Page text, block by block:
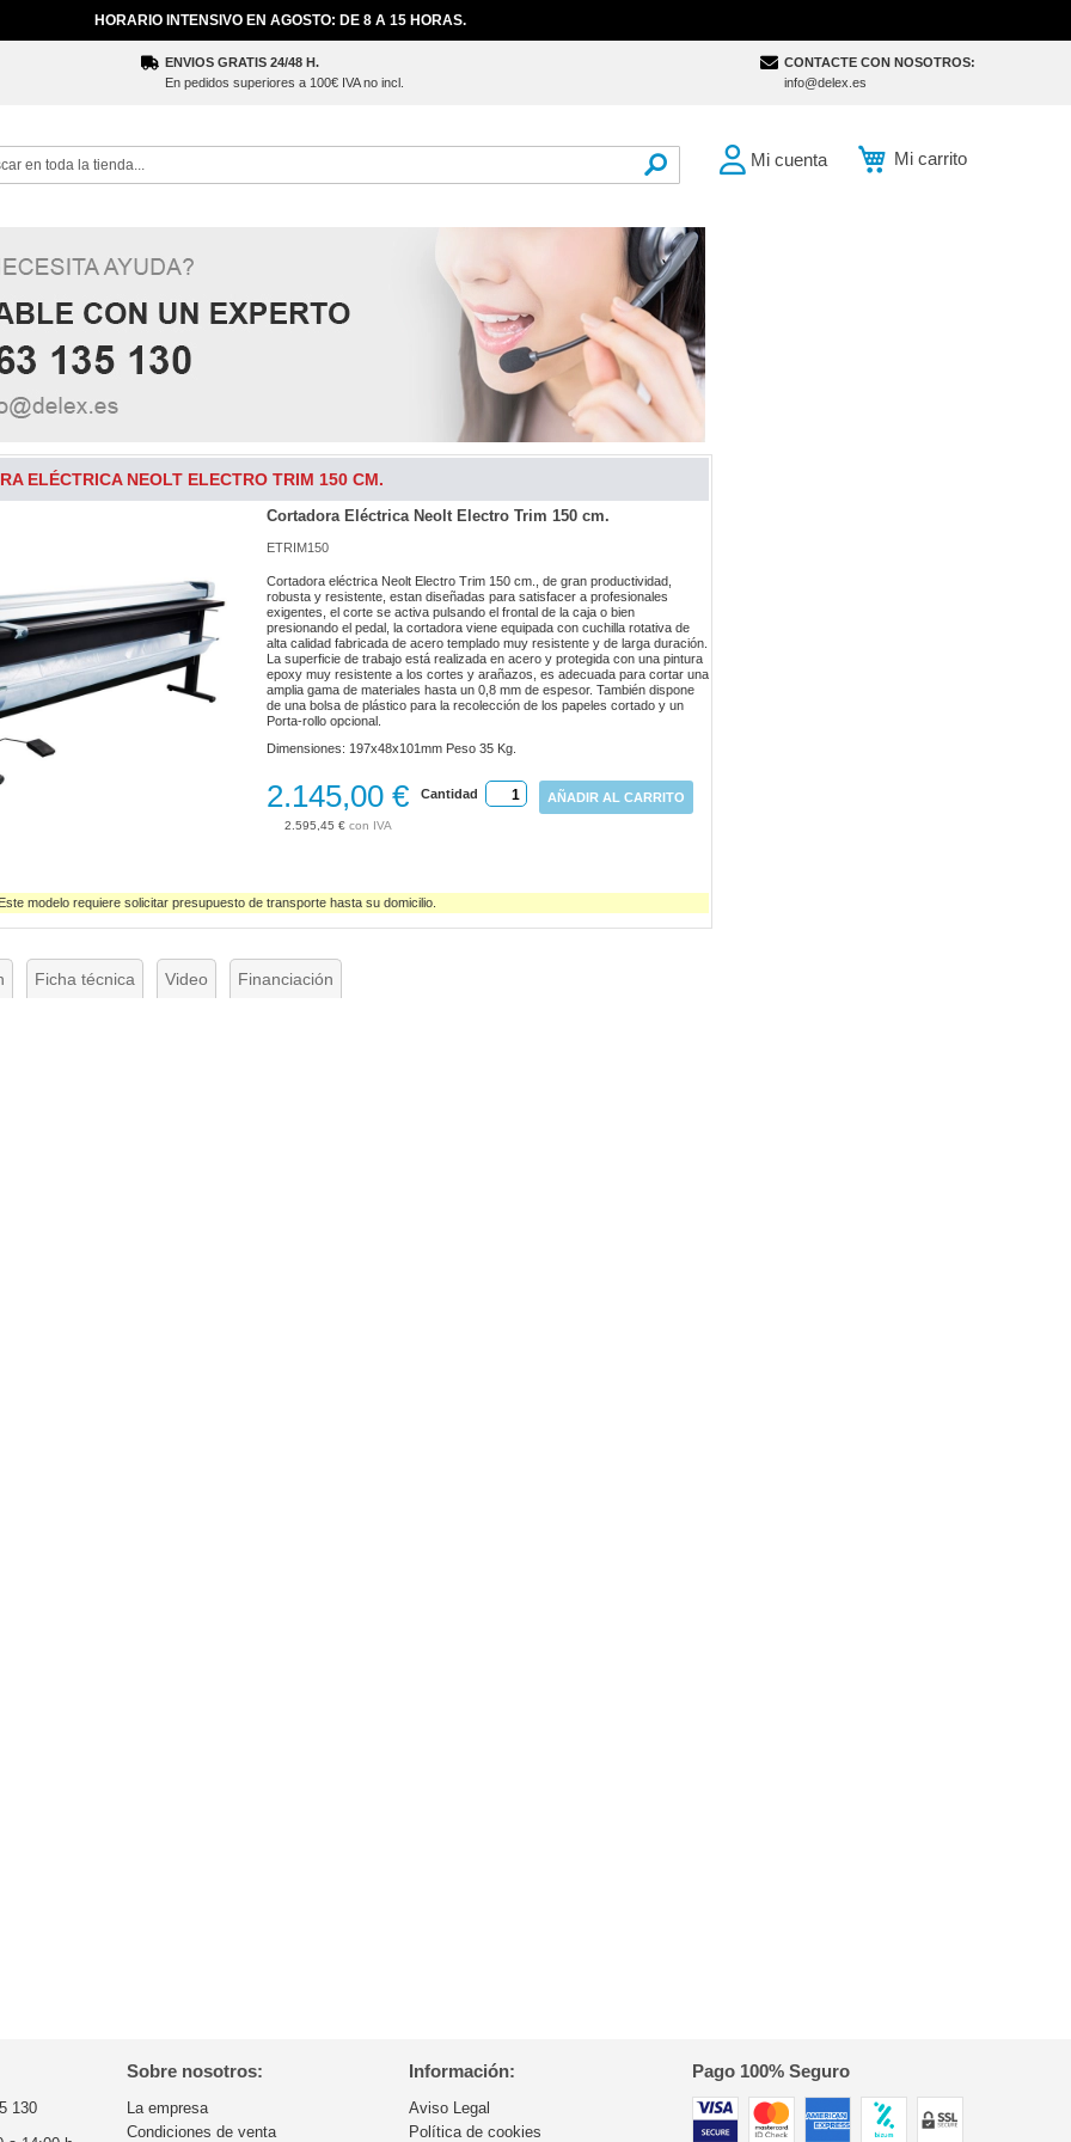
HORARIO INTENSIVO EN AGOSTO: DE 8 A 15 HORAS.
ENVIOS GRATIS 24/48 H.
En pedidos superiores a 100€ IVA no incl.
CONTACTE CON NOSOTROS:
info@delex.es
Mi carrito
Mi cuenta
ELÉCTRICA NEOLT ELECTRO TRIM 150 CM.
Cortadora Eléctrica Neolt Electro Trim 150 cm.
ETRIM150
Cortadora eléctrica Neolt Electro Trim 150 cm., de gran productividad,
robusta y resistente, estan diseñadas para satisfacer a profesionales
exigentes, el corte se activa pulsando el frontal de la caja o bien
presionando el pedal, la cortadora viene equipada con cuchilla rotativa de
alta calidad fabricada de acero templado muy resistente y de larga duración.
La superficie de trabajo está realizada en acero y protegida con una pintura
epoxy muy resistente a los cortes y arañazos, es adecuada para cortar una
amplia gama de materiales hasta un 0,8 mm de espesor. También dispone
de una bolsa de plástico para la recolección de los papeles cortado y un
Porta-rollo opcional.
Dimensiones: 197x48x101mm Peso 35 Kg.
2.595,45 €
2.145,00 € Cantidad AÑADIR AL CARRITO
modelo requiere solicitar presupuesto de transporte hasta su domicilio.
Ficha técnica Video Financiación
130
Sobre nosotros:
La empresa
Condiciones de venta
Información:
Aviso Legal
Política de cookies
Pago 100% Seguro